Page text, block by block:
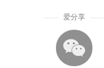
爱分享